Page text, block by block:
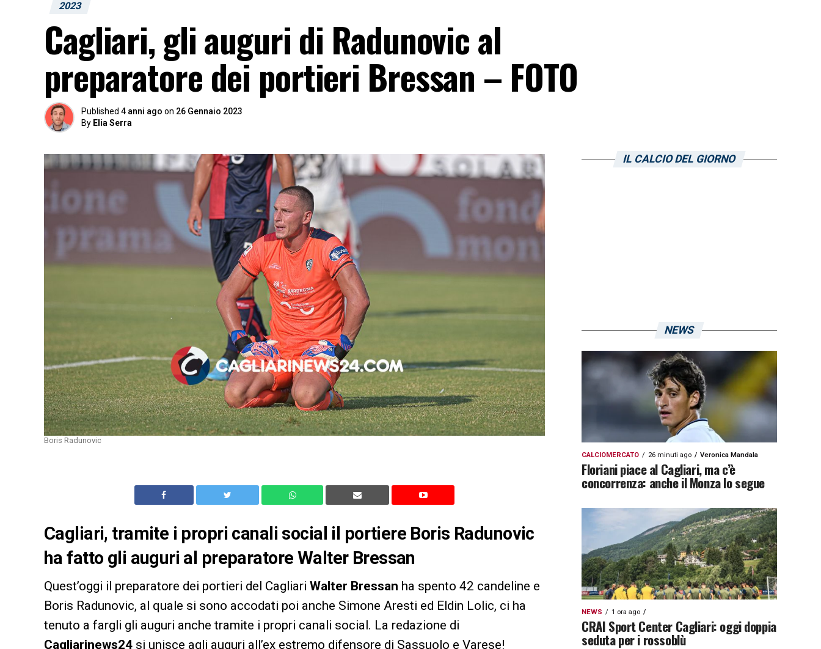
2023
Cagliari, gli auguri di Radunovic al
preparatore dei portieri Bressan – FOTO
Published 4 anni ago on 26 Gennaio 2023
By Elia Serra
Boris Radunovic
Cagliari, tramite i propri canali social il portiere Boris Radunovic
ha fatto gli auguri al preparatore Walter Bressan
Quest’oggi il preparatore dei portieri del Cagliari Walter Bressan ha spento 42 candeline e
Boris Radunovic, al quale si sono accodati poi anche Simone Aresti ed Eldin Lolic, ci ha
tenuto a fargli gli auguri anche tramite i propri canali social. La redazione di
Cagliarinews24 si unisce agli auguri all’ex estremo difensore di Sassuolo e Varese!
IL CALCIO DEL GIORNO
NEWS
CALCIOMERCATO 26 minuti ago Veronica Mandala
Floriani piace al Cagliari, ma c’è
concorrenza: anche il Monza lo segue
NEWS 1 ora ago
CRAI Sport Center Cagliari: oggi doppia
seduta per i rossoblù